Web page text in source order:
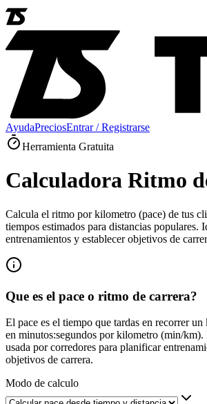
AyudaPreciosEntrar / Registrarse
Herramienta Gratuita
Calculadora Ritmo
Calcula el ritmo por kilometro (pace) de tus
tiempos estimados para distancias populares.
entrenamientos y establecer objetivos de
Que es el pace o ritmo de carrera?
El pace es el tiempo que tardas en recorrer
en minutos:segundos por kilometro (min/km).
usada por corredores para planificar
objetivos de carrera.
Modo de calculo